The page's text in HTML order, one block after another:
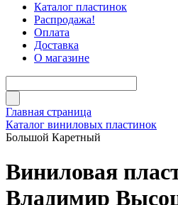
Каталог пластинок
Распродажа!
Оплата
Доставка
О магазине
Главная страница
Каталог виниловых пластинок
Большой Каретный
Виниловая
Владимир